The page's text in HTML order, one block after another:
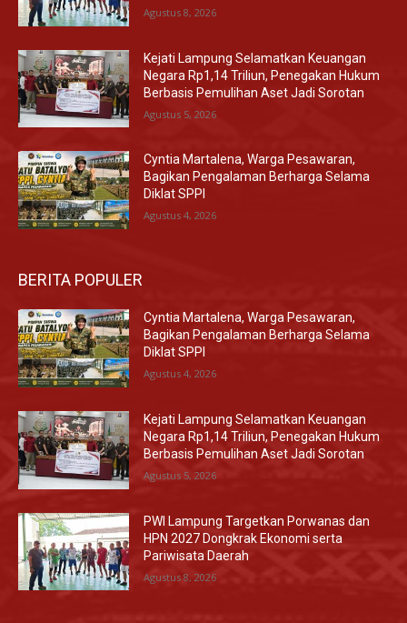
Agustus 8, 2026
Kejati Lampung Selamatkan Keuangan
Negara Rp1,14 Triliun, Penegakan Hukum
Berbasis Pemulihan Aset Jadi Sorotan
Agustus 5, 2026
Cyntia Martalena, Warga Pesawaran,
Bagikan Pengalaman Berharga Selama
Diklat SPPI
Agustus 4, 2026
BERITA POPULER
Cyntia Martalena, Warga Pesawaran,
Bagikan Pengalaman Berharga Selama
Diklat SPPI
Agustus 4, 2026
Kejati Lampung Selamatkan Keuangan
Negara Rp1,14 Triliun, Penegakan Hukum
Berbasis Pemulihan Aset Jadi Sorotan
Agustus 5, 2026
PWI Lampung Targetkan Porwanas dan
HPN 2027 Dongkrak Ekonomi serta
Pariwisata Daerah
Agustus 8, 2026